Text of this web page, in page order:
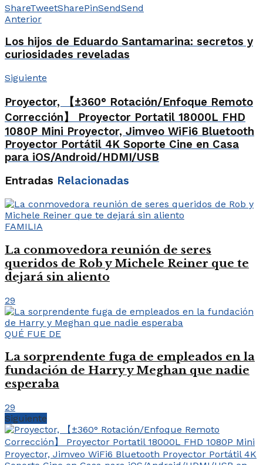
ShareTweetSharePinSendSend
Anterior
Los hijos de Eduardo Santamarina: secretos y
curiosidades reveladas
Siguiente
Proyector, 【±360° Rotación/Enfoque Remoto
Corrección】 Proyector Portatil 18000L FHD
1080P Mini Proyector, Jimveo WiFi6 Bluetooth
Proyector Portátil 4K Soporte Cine en Casa
para iOS/Android/HDMI/USB
Entradas Relacionadas
FAMILIA
La conmovedora reunión de seres
queridos de Rob y Michele Reiner que te
dejará sin aliento
29
QUÉ FUE DE
La sorprendente fuga de empleados en la
fundación de Harry y Meghan que nadie
esperaba
29
Siguiente